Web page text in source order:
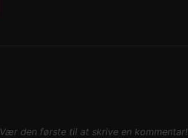
Vær den første til at skrive en kommentar!